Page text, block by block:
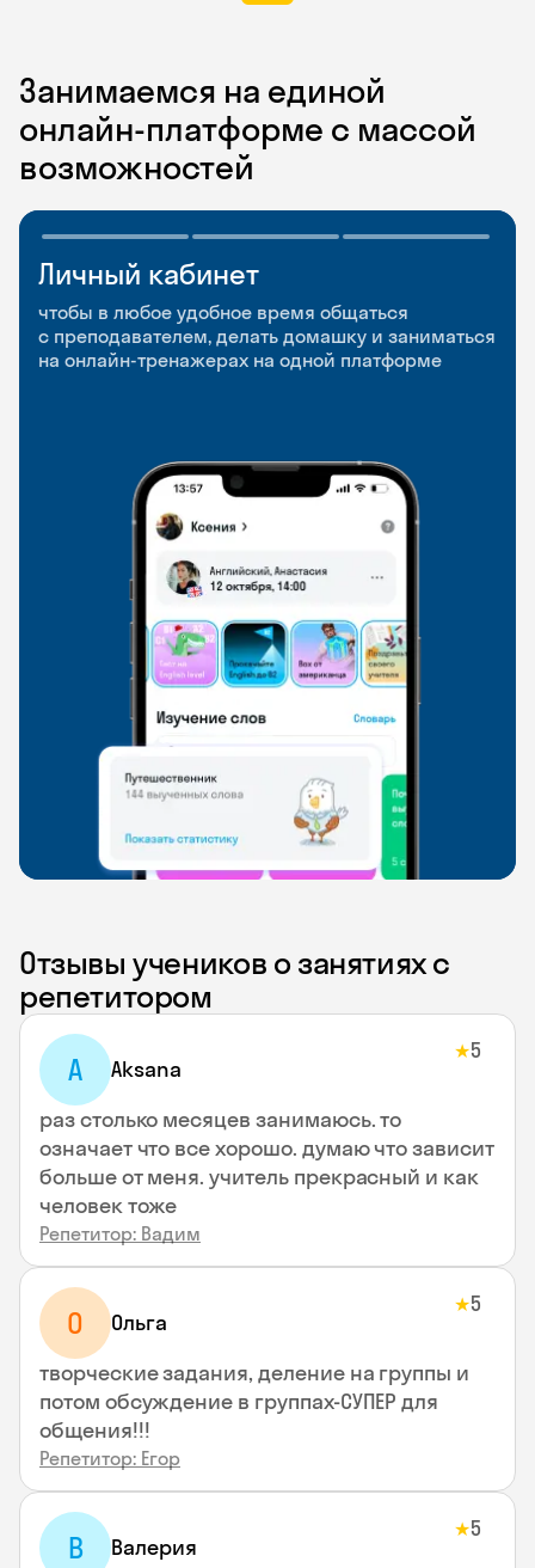
Занимаемся на единой
онлайн-платформе с массой
возможностей
Личный кабинет
чтобы в любое удобное время общаться
с преподавателем, делать домашку и заниматься
на онлайн-тренажерах на одной платформе
Мобильное
приложение
чтобы заниматься и изучать новые слова где
и когда удобно
Разговорные клубы
и Talks
Групповые занятия для разговорной практики
и индивидуальные встречи с преподавателями
Отзывы учеников о занятиях с
репетитором
A Aksana
★5
раз столько месяцев занимаюсь. то
означает что все хорошо. думаю что зависит
больше от меня. учитель прекрасный и как
человек тоже
Репетитор: Вадим
О Ольга
★5
творческие задания, деление на группы и
потом обсуждение в группах-СУПЕР для
общения!!!
Репетитор: Егор
В Валерия
★5